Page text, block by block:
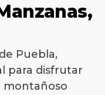
Puebla,
para disfrutar
montañoso